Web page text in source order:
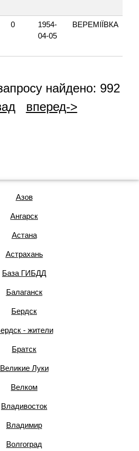
0
1954-
04-05
ВЕРЕМІЇВКА
найдено: 992
вперед->
Азов
Ангарск
Астана
Астрахань
База ГИБДД
Балаганск
Бердск
- жители
Братск
Великие Луки
Велком
Владивосток
Владимир
Волгоград